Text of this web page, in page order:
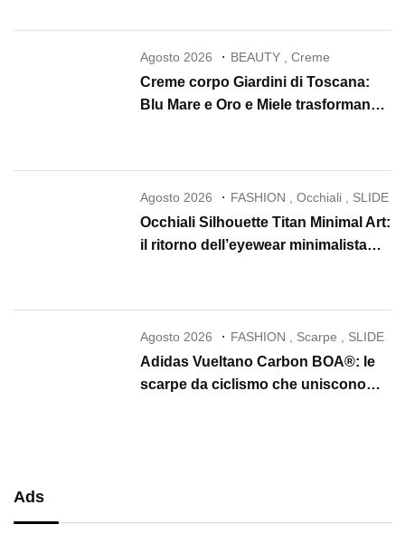
Agosto 2026 BEAUTY ,Creme
Creme corpo Giardini di Toscana:
Blu Mare e Oro e Miele trasformano
Agosto 2026 FASHION ,Occhiali SLIDE
Occhiali Silhouette Titan Minimal Art:
il ritorno dell’eyewear minimalista
Agosto 2026 FASHION , Scarpe , SLIDE
Adidas Vueltano Carbon BOA®: le
scarpe da ciclismo che uniscono
Ads